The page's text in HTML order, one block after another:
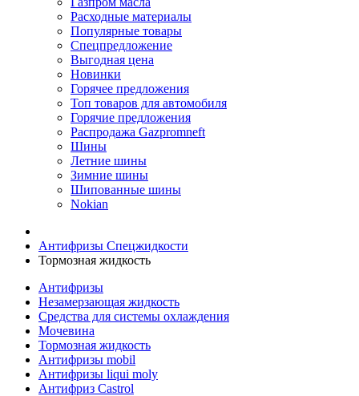
Расходные материалы
Популярные товары
Спецпредложение
Выгодная цена
Новинки
Горячее предложения
Топ товаров для автомобиля
Горячие предложения
Распродажа Gazpromneft
Шины
Летние шины
Зимние шины
Шипованные шины
Nokian
Антифризы Спецжидкости
Тормозная жидкость
Антифризы
Незамерзающая жидкость
Средства для системы охлаждения
Мочевина
Тормозная жидкость
Антифризы mobil
Антифризы liqui moly
Антифриз Castrol